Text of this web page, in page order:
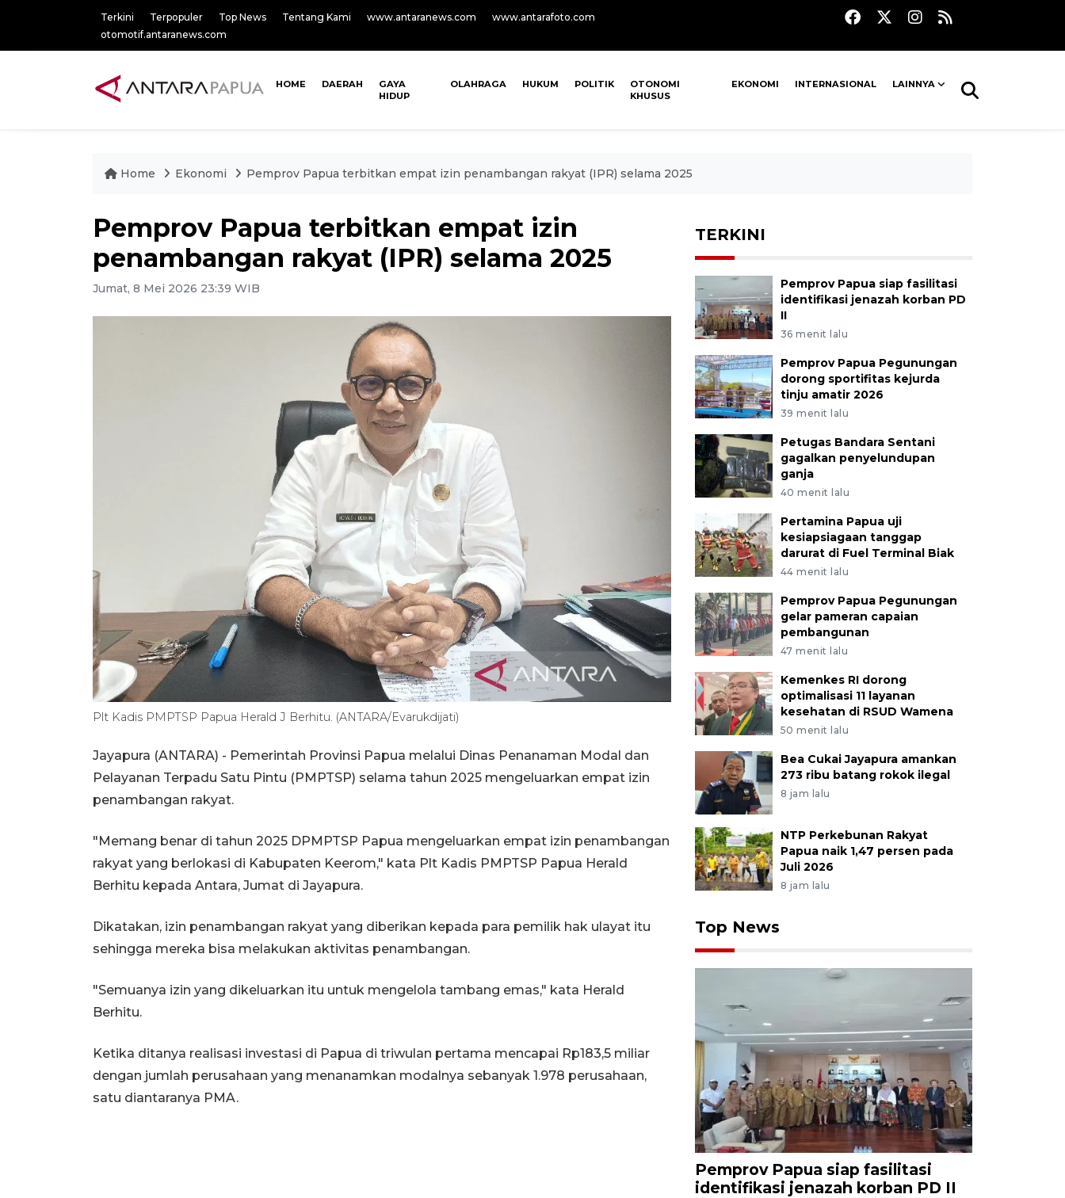
Terkini Terpopuler Top News Tentang Kami www.antaranews.com
www.antarafoto.com
otomotif.antaranews.com
HOME DAERAH
GAYA
HIDUP
OLAHRAGA HUKUM POLITIK
OTONOMI
KHUSUS
EKONOMI INTERNASIONAL LAINNYA
Home Ekonomi Pemprov Papua terbitkan empat izin penambangan rakyat (IPR) selama 2025
Pemprov Papua terbitkan empat izin
penambangan rakyat (IPR) selama 2025
Jumat, 8 Mei 2026 23:39 WIB
Plt Kadis PMPTSP Papua Herald J Berhitu. (ANTARA/Evarukdijati)
Jayapura (ANTARA) - Pemerintah Provinsi Papua melalui Dinas Penanaman Modal dan
Pelayanan Terpadu Satu Pintu (PMPTSP) selama tahun 2025 mengeluarkan empat izin
penambangan rakyat.
"Memang benar di tahun 2025 DPMPTSP Papua mengeluarkan empat izin penambangan
rakyat yang berlokasi di Kabupaten Keerom," kata Plt Kadis PMPTSP Papua Herald
Berhitu kepada Antara, Jumat di Jayapura.
Dikatakan, izin penambangan rakyat yang diberikan kepada para pemilik hak ulayat itu
sehingga mereka bisa melakukan aktivitas penambangan.
"Semuanya izin yang dikeluarkan itu untuk mengelola tambang emas," kata Herald
Berhitu.
Ketika ditanya realisasi investasi di Papua di triwulan pertama mencapai Rp183,5 miliar
dengan jumlah perusahaan yang menanamkan modalnya sebanyak 1.978 perusahaan,
satu diantaranya PMA.
TERKINI
Pemprov Papua siap fasilitasi
identifikasi jenazah korban PD
II
36 menit lalu
Pemprov Papua Pegunungan
dorong sportifitas kejurda
tinju amatir 2026
39 menit lalu
Petugas Bandara Sentani
gagalkan penyelundupan
ganja
40 menit lalu
Pertamina Papua uji
kesiapsiagaan tanggap
darurat di Fuel Terminal Biak
44 menit lalu
Pemprov Papua Pegunungan
gelar pameran capaian
pembangunan
47 menit lalu
Kemenkes RI dorong
optimalisasi 11 layanan
kesehatan di RSUD Wamena
50 menit lalu
Bea Cukai Jayapura amankan
273 ribu batang rokok ilegal
8 jam lalu
NTP Perkebunan Rakyat
Papua naik 1,47 persen pada
Juli 2026
8 jam lalu
Top News
Pemprov Papua siap fasilitasi
identifikasi jenazah korban PD II